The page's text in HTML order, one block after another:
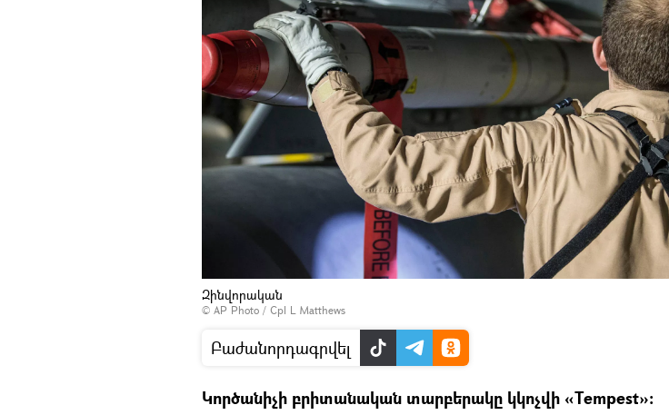
Զինվորական
© AP Photo / Cpl L Matthews
Բաժանորդագրվել
Կործանիչի բրիտանական տարբերակը կկոչվի «Tempest»։